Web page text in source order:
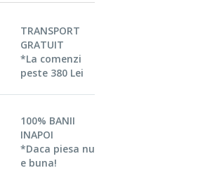
TRANSPORT
GRATUIT
*La comenzi
peste 380 Lei
100% BANII
INAPOI
*Daca piesa nu
e buna!